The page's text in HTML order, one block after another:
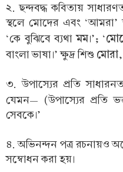
২. ছন্দবদ্ধ কবিতায়
স্থলে মোদের এবং ‘আমরা’
‘কে বুঝিবে ব্যথামম।’; ‘
বাংলা ভাষা।’ ক্ষুদ্র শিশু মোরা
৩. উপাস্যের প্রতি
যেমন— (উপাস্যের প্রতি
সেবকে।’
৪. অভিনন্দন পত্র রচনায়ও
সম্বোধন করা হয়।